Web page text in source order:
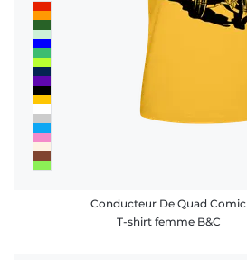
Conducteur De Quad Comic
T-shirt femme B&C